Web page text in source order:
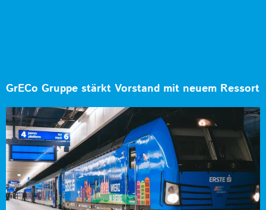
GrECo Gruppe stärkt Vorstand mit neuem Ressort